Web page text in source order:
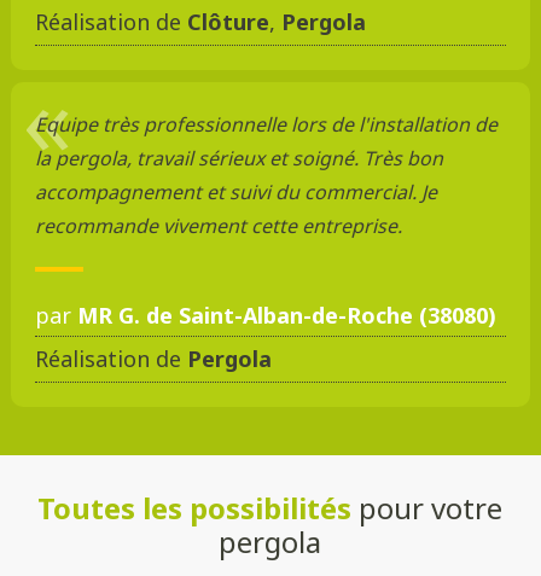
Réalisation de Clôture, Pergola
Equipe très professionnelle lors de l'installation de
la pergola, travail sérieux et soigné. Très bon
accompagnement et suivi du commercial. Je
recommande vivement cette entreprise.
par MR G. de Saint-Alban-de-Roche (38080)
Réalisation de Pergola
Toutes les possibilités pour votre
pergola